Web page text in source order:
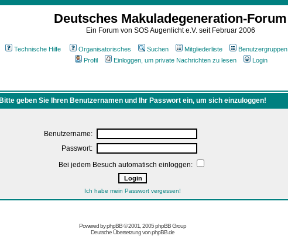
Deutsches Makuladegeneration-Forum
Ein Forum von SOS Augenlicht e.V. seit Februar 2006
Technische Hilfe Organisatorisches Suchen Mitgliederliste Benutzergruppen
Profil
Einloggen, um private Nachrichten zu lesen Login
Bitte geben Sie Ihren Benutzernamen und Ihr Passwort ein, um sich einzuloggen!
Benutzername:
Passwort:
Bei jedem Besuch automatisch einloggen:
Ich habe mein Passwort vergessen!
Powered byphpBB© 2001, 2005 phpBB Group
Deutsche Übersetzung vonphpBB.de